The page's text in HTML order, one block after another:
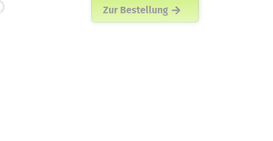
Zur Bestellung